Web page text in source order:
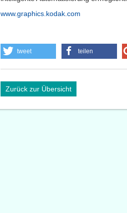
www.graphics.kodak.com
tweet teilen
Zurück zur Übersicht